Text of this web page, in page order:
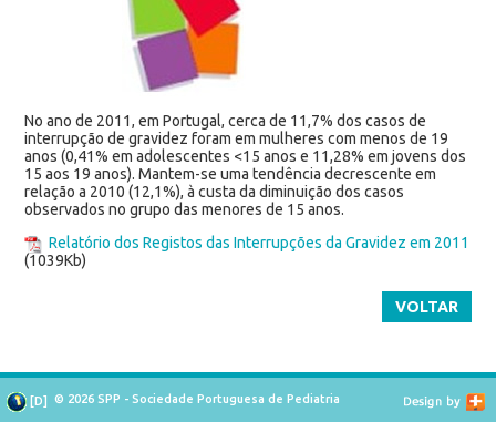
No ano de 2011, em Portugal, cerca de 11,7% dos casos de
interrupção de gravidez foram em mulheres com menos de 19
anos (0,41% em adolescentes <15 anos e 11,28% em jovens dos
15 aos 19 anos). Mantem-se uma tendência decrescente em
relação a 2010 (12,1%), à custa da diminuição dos casos
observados no grupo das menores de 15 anos.
Relatório dos Registos das Interrupções da Gravidez em 2011
(1039Kb)
VOLTAR
[D] © 2026 SPP - Sociedade Portuguesa de Pediatria